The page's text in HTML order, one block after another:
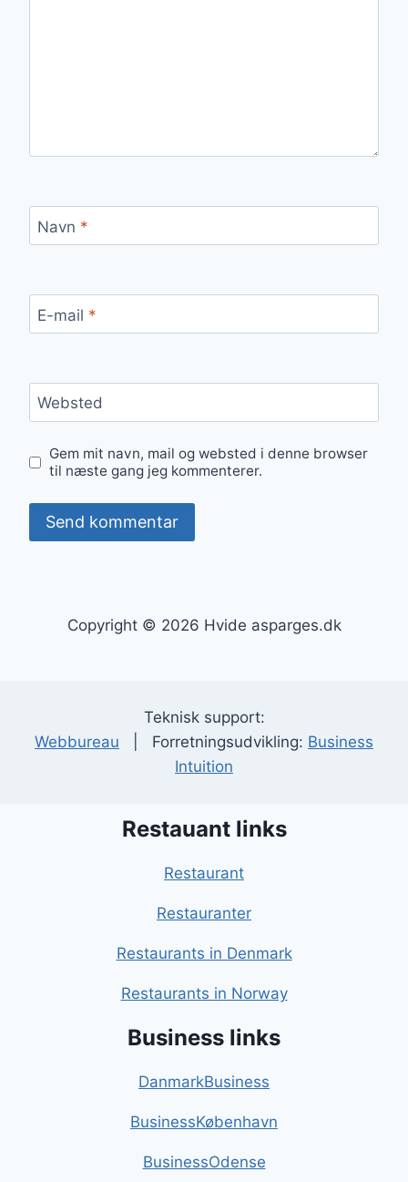
Navn *
E-mail *
Websted
Gem mit navn, mail og websted i denne browser
til næste gang jeg kommenterer.
Copyright © 2026 Hvide asparges.dk
Teknisk support:
Webbureau | Forretningsudvikling: Business
Intuition
Restauant links
Restaurant
Restauranter
Restaurants in Denmark
Restaurants in Norway
Business links
DanmarkBusiness
BusinessKøbenhavn
BusinessOdense